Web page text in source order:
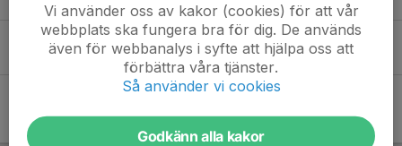
Vendela Wanner Brygt
Vi använder oss av kakor (cookies) för att vår
webbplats ska fungera bra för dig. De används
även för webbanalys i syfte att hjälpa oss att
förbättra våra tjänster.
Så använder vi cookies
Godkänn alla kakor